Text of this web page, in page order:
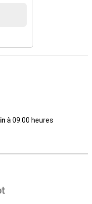
à 09.00 heures